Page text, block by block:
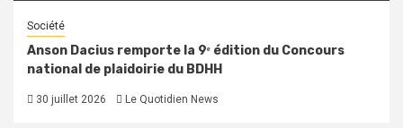
Société
Anson Dacius remporte la 9ᵉ édition du Concours
national de plaidoirie du BDHH
30 juillet 2026 Le Quotidien News